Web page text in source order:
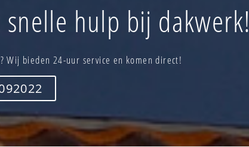
snelle hulp bij dakwerk!
Wij bieden 24-uur service en komen direct!